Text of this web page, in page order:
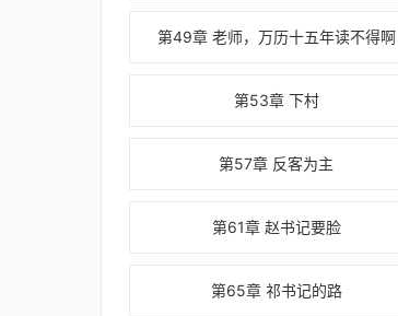
第49章 老师，万历十五年读不得啊
第53章 下村
第57章 反客为主
第61章 赵书记要脸
第65章 祁书记的路